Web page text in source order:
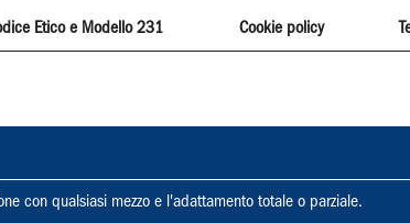
Etico e Modello 231 Cookie policy
con qualsiasi mezzo e l'adattamento totale o parziale.